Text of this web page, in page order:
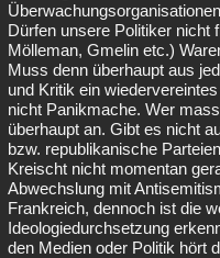
Dürfen unsere Politiker nicht
Mölleman, Gmelin etc.)
Muss denn überhaupt aus
und Kritik ein
nicht Panikmache. Wer
überhaupt an. Gibt es nicht
bzw. republikanische
Kreischt nicht momentan
Abwechslung mit
Frankreich, dennoch ist die
Ideologiedurchsetzung
den Medien oder Politik hört